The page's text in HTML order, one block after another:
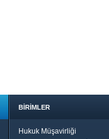
BİRİMLER
Hukuk Müşavirliği